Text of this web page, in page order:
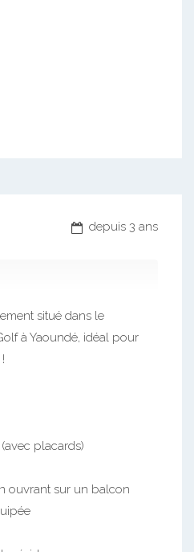
depuis 3 ans
situé dans le
à Yaoundé, idéal pour
placards)
ouvrant sur un balcon